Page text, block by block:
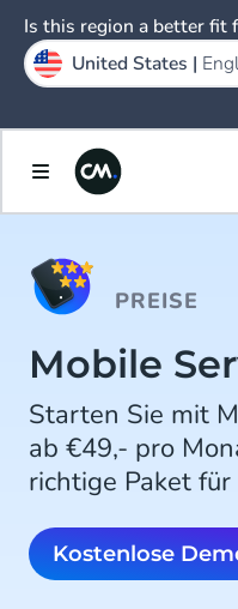
PREISE
Mobile
Starten Sie mit
ab €49,- pro
richtige Paket für
Kostenlose
Is this region a better fit
United States |